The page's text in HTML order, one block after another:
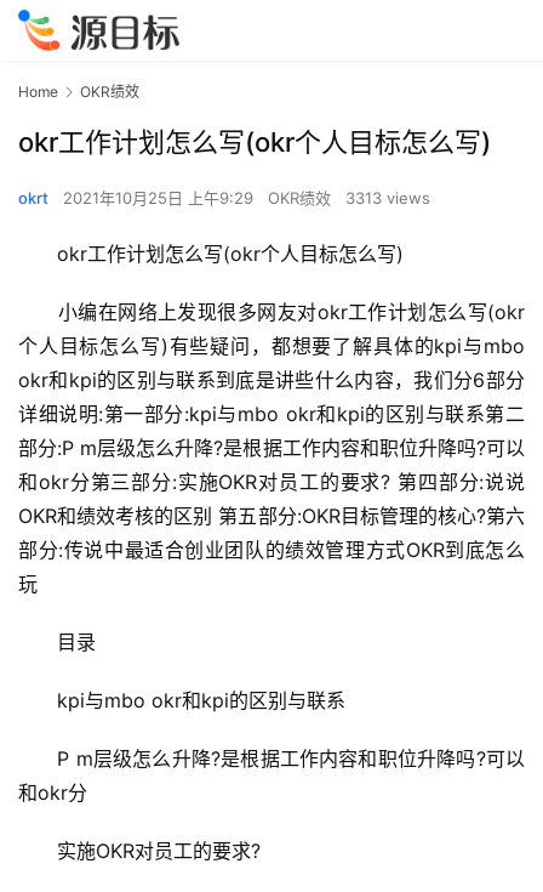
Home OKR绩效
okr工作计划怎么写(okr个人目标怎么写)
okrt 2021年10月25日 上午9:29 OKR绩效 3313 views
okr工作计划怎么写(okr个人目标怎么写)
小编在网络上发现很多网友对okr工作计划怎么写(okr
个人目标怎么写)有些疑问，都想要了解具体的kpi与mbo
okr和kpi的区别与联系到底是讲些什么内容，我们分6部分
详细说明:第一部分:kpi与mbo okr和kpi的区别与联系第二
部分:P m层级怎么升降?是根据工作内容和职位升降吗?可以
和okr分第三部分:实施OKR对员工的要求? 第四部分:说说
OKR和绩效考核的区别 第五部分:OKR目标管理的核心?第六
部分:传说中最适合创业团队的绩效管理方式OKR到底怎么
玩
目录
kpi与mbo okr和kpi的区别与联系
P m层级怎么升降?是根据工作内容和职位升降吗?可以
和okr分
实施OKR对员工的要求?